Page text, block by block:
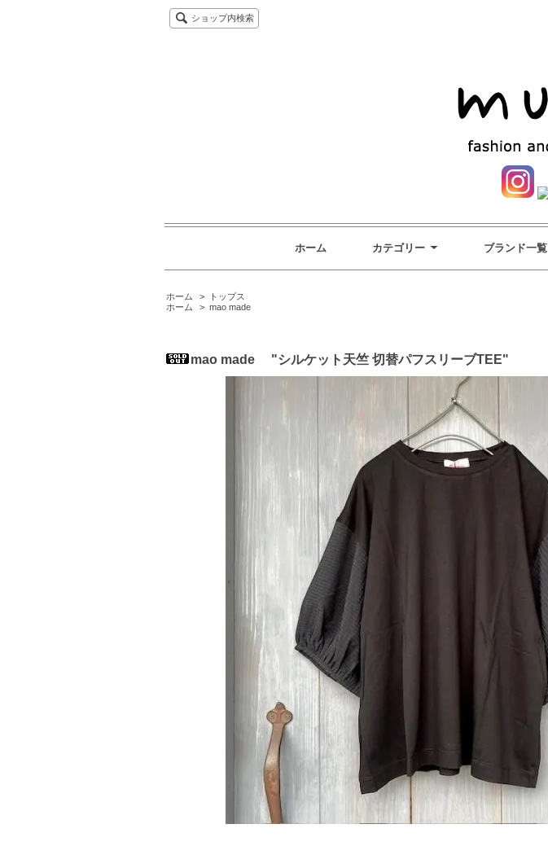
ショップ内検索
ホーム カテゴリー ブランド一覧
ホーム >
トップス
ホーム
> mao made
mao made "シルケット天竺 切替パフスリーブTEE"